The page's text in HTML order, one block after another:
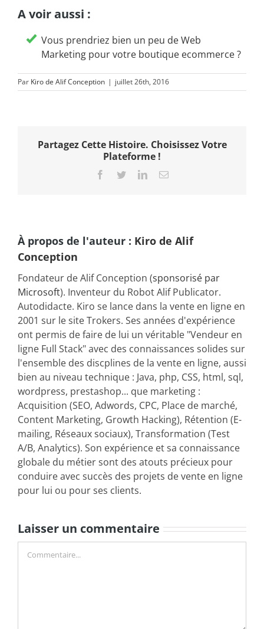
A voir aussi :
Vous prendriez bien un peu de Web
Marketing pour votre boutique ecommerce ?
Par Kiro de Alif Conception | juillet 26th, 2016
Partagez Cette Histoire. Choisissez Votre
Plateforme !
Facebook
TwitterLinkedInEmail
À propos de l'auteur : Kiro de Alif
Conception
Fondateur de Alif Conception (sponsorisé par
Microsoft). Inventeur du Robot Alif Publicator.
Autodidacte. Kiro se lance dans la vente en ligne en
2001 sur le site Trokers. Ses années d'expérience
ont permis de faire de lui un véritable "Vendeur en
ligne Full Stack" avec des connaissances solides sur
l'ensemble des discplines de la vente en ligne, aussi
bien au niveau technique : Java, php, CSS, html, sql,
wordpress, prestashop... que marketing :
Acquisition (SEO, Adwords, CPC, Place de marché,
Content Marketing, Growth Hacking), Rétention (E-
mailing, Réseaux sociaux), Transformation (Test
A/B, Analytics). Son expérience et sa connaissance
globale du métier sont des atouts précieux pour
conduire avec succès des projets de vente en ligne
pour lui ou pour ses clients.
Laisser un commentaire